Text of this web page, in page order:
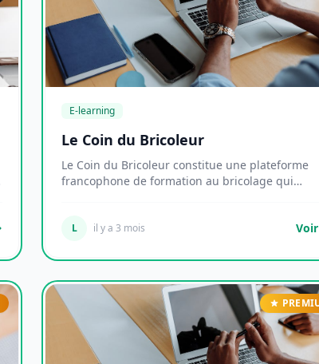
E-learning
Le Coin du Bricoleur
Le Coin du Bricoleur constitue une plateforme
francophone de formation au bricolage qui
L il y a 3 mois Voir